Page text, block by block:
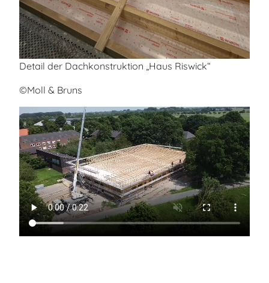
Detail der Dachkonstruktion „Haus Riswick“
©Moll & Bruns